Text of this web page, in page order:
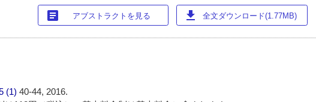
article アブストラクトを見る download 全文ダウンロード(1.77MB)
(1)40-44, 2016.